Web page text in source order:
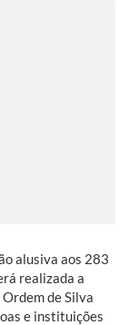
alusiva aos 283
realizada a
de Silva
e instituições